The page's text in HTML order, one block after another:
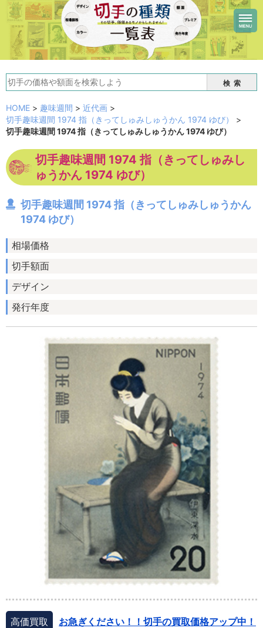
検索
HOME > 趣味週間 > 近代画 >
切手趣味週間 1974 指（きってしゅみしゅうかん 1974 ゆび）
>
切手趣味週間 1974 指（きってしゅみしゅうかん 1974 ゆび）
切手趣味週間 1974 指（きってしゅみし
ゅうかん 1974 ゆび）
切手趣味週間 1974 指（きってしゅみしゅうかん
1974 ゆび）
相場価格
切手額面
デザイン
発行年度
高価買取
お急ぎください！！切手の買取価格アップ中！